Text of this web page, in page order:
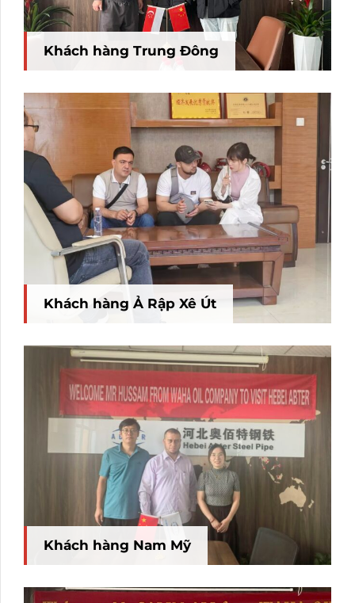
Khách hàng Trung Đông
Khách hàng Ả Rập Xê Út
Khách hàng Nam Mỹ